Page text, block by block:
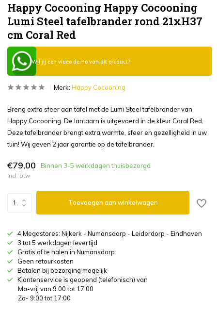
Happy Cocooning Happy Cocooning
Lumi Steel tafelbrander rond 21xH37
cm Coral Red
Wil jij een video demo van dit product?
Merk: Happy Cocooning
Breng extra sfeer aan tafel met de Lumi Steel tafelbrander van
Happy Cocooning. De lantaarn is uitgevoerd in de kleur Coral Red.
Deze tafelbrander brengt extra warmte, sfeer en gezelligheid in uw
tuin! Wij geven 2 jaar garantie op de tafelbrander.
€79,00 Binnen 3-5 werkdagen thuisbezorgd
Incl. btw
Toevoegen aan winkelwagen
4 Megastores: Nijkerk - Numansdorp - Leiderdorp - Eindhoven
3 tot 5 werkdagen levertijd
Gratis af te halen in Numansdorp
Geen retourkosten
Betalen bij bezorging mogelijk
Klantenservice is geopend (telefonisch) van
Ma-vrij van 9:00 tot 17:00
Za- 9:00 tot 17:00